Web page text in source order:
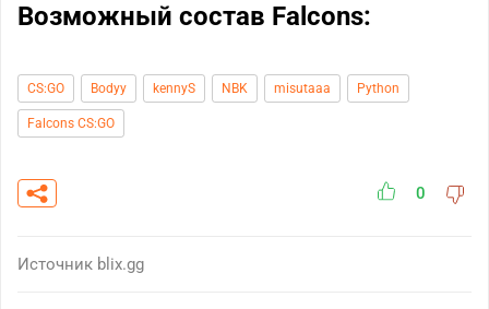
Возможный состав Falcons:
CS:GO Bodyy kennyS NBK misutaaa Python
Falcons CS:GO
0
Источник blix.gg